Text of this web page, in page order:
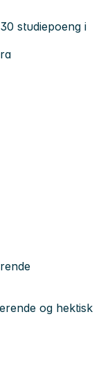
studiepoeng i
og hektisk